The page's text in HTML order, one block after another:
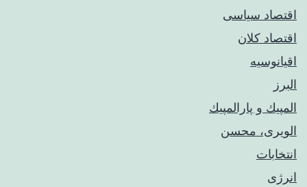
اقتصاد سیاسی
اقتصاد کلان
اقیانوسیه
البرز
المپيك و پارالمپيك
الویری، محسن
انتخابات
انرژی